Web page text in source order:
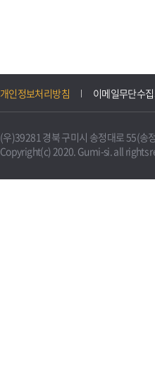
개인정보처리방침 이메일무단수
(우)39281 경북 구미시 송정대로 55(
Copyright(c) 2020. Gumi-si. all rights